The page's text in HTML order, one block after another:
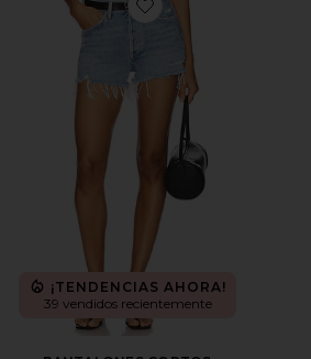
Favorite PANTALONES
¡TENDENCIAS AHORA!
39 vendidos recientemente